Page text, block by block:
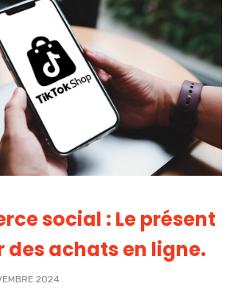
social : Le présent
des achats en ligne.
2024